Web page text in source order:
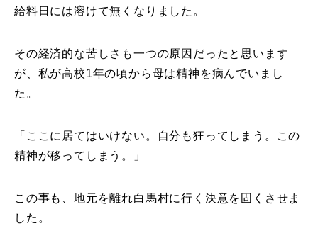
給料日には溶けて無くなりました。
その経済的な苦しさも一つの原因だったと思います
が、私が高校1年の頃から母は精神を病んでいまし
た。
「ここに居てはいけない。自分も狂ってしまう。この
精神が移ってしまう。」
この事も、地元を離れ白馬村に行く決意を固くさせま
した。